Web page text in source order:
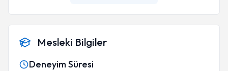
Mesleki Bilgiler
Deneyim Süresi